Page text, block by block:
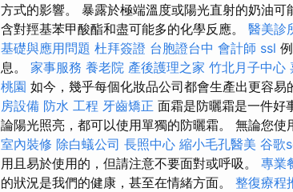
方式的影響。 暴露於極端溫度或陽光直射的奶油
含對羥基苯甲酸酯和盡可能多的化學反應。 醫美診
基礎與應用問題 杜拜簽證 台胞證台中 會計師 ssl
息。 家事服務 養老院 產後護理之家 竹北月子中心
桃園 如今，幾乎每個化妝品公司都會生產出更容易
房設備 防水 工程 牙齒矯正 面霜是防曬霜是一件好
論陽光照亮，都可以使用單獨的防曬霜。 無論您使
室內裝修 除白蟻公司 長照中心 縮小毛孔醫美 谷歌
用且易於使用的，但請注意不要面對或呼吸。 專業
的狀況是我們的健康，甚至在情緒方面。 整復療程